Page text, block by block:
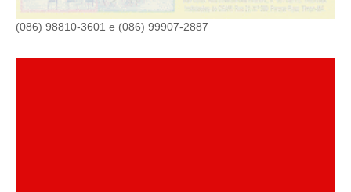
(086) 98810-3601 e (086) 99907-2887